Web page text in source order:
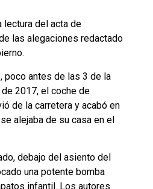
lectura del acta de
las alegaciones redactado
poco antes de las 3 de la
2017, el coche de
de la carretera y acabó en
alejaba de su casa en el
debajo del asiento del
una potente bomba
infantil. Los autores